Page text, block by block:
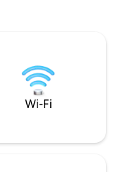
pilietinių teisių
ir Tom Lee parkas.
Wi-Fi